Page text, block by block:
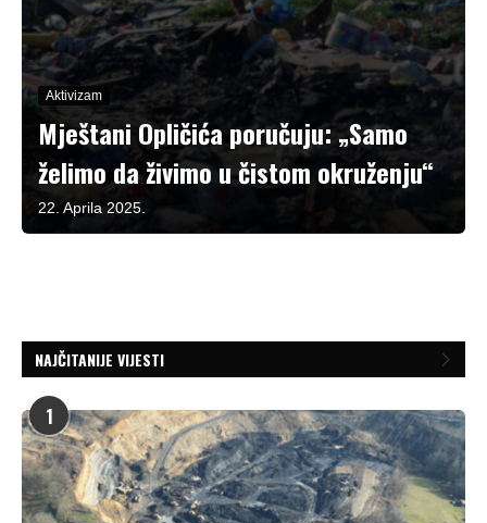
Aktivizam
Mještani Opličića poručuju: „Samo
želimo da živimo u čistom okruženju“
22. Aprila 2025.
NAJČITANIJE VIJESTI
1